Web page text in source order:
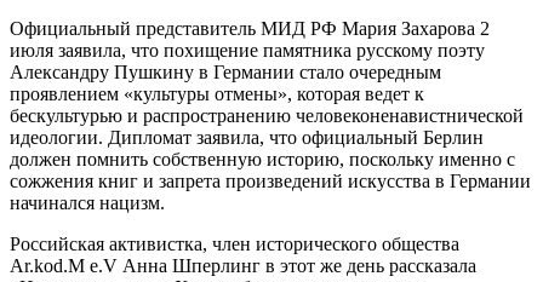
Официальный представитель МИД РФ Мария Захарова 2
июля заявила, что похищение памятника русскому поэту
Александру Пушкину в Германии стало очередным
проявлением «культуры отмены», которая ведет к
бескультурью и распространению человеконенавистнической
идеологии. Дипломат заявила, что официальный Берлин
должен помнить собственную историю, поскольку именно с
сожжения книг и запрета произведений искусства в Германии
начинался нацизм.
Российская активистка, член исторического общества
Ar.kod.M e.V Анна Шперлинг в этот же день рассказала